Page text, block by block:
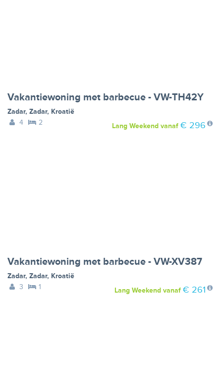
Vakantiewoning met barbecue - VW-TH42Y
Zadar, Zadar, Kroatië
4
2 Lang Weekendvanaf € 296
Vakantiewoning met barbecue - VW-XV387
Zadar, Zadar, Kroatië
3
1 Lang Weekendvanaf € 261